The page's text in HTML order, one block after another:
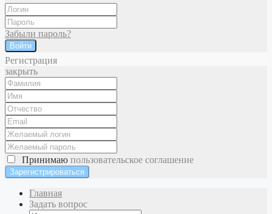
Забыли пароль?
Войти
Регистрация
закрыть
Принимаю пользовательское соглашение
Главная
Задать вопрос